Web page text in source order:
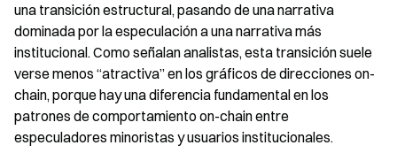
una transición estructural, pasando de una narrativa
dominada por la especulación a una narrativa más
institucional. Como señalan analistas, esta transición suele
verse menos “atractiva” en los gráficos de direcciones on-
chain, porque hay una diferencia fundamental en los
patrones de comportamiento on-chain entre
especuladores minoristas y usuarios institucionales.